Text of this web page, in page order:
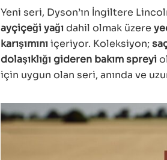
Yeni seri, Dyson’ın İngiltere
ayçiçeği yağıdahil olmak üzere
karışımınıiçeriyor. Koleksiyon;
dolaşıklığı gideren bakım spreyi
için uygun olan seri, anında ve